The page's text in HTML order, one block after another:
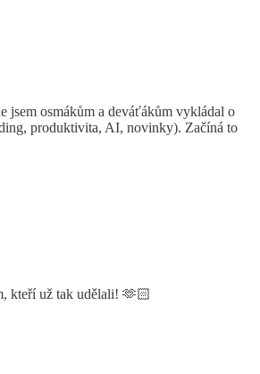
jsem osmákům a deváťákům vykládal o
produktivita, AI, novinky). Začíná to
kteří už tak udělali! 🫶🏻